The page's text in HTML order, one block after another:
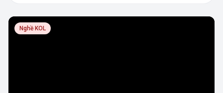
Nghề KOL